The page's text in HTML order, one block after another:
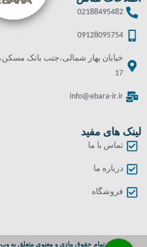
02188495482
09128095754
خیابان بهار شمالی،جنب بانک
17
info@ebara-ir.ir
لینک های مفید
تماس با ما
درباره ما
فروشگاه
تمام حقوق مادی و معنوی متعلق به وب